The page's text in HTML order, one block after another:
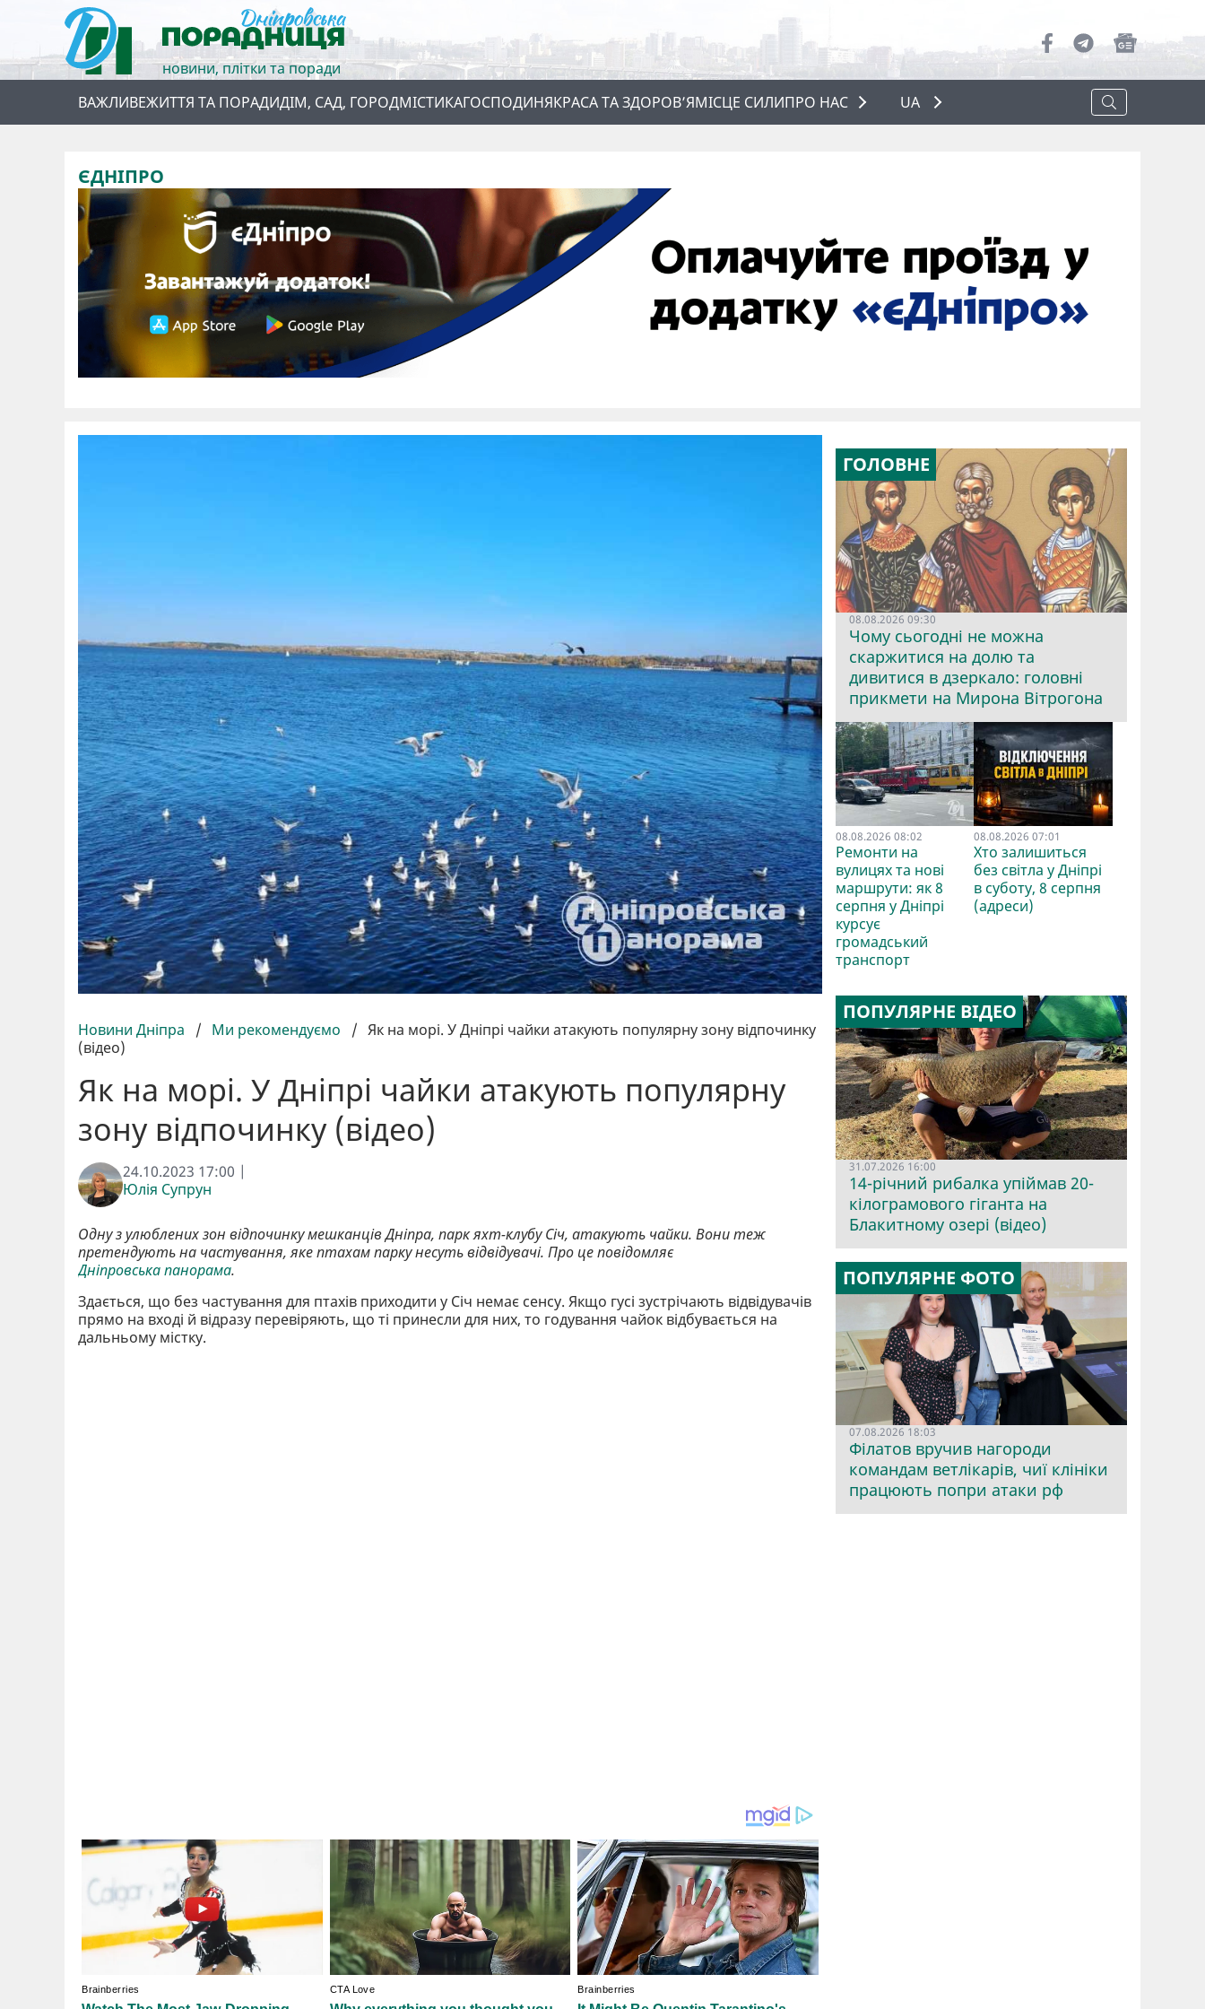
новини, плітки та поради
ВАЖЛИВЕЖИТТЯ ТА ПОРАДИДІМ, САД, ГОРОДМІСТИКАГОСПОДИНЯКРАСА ТА ЗДОРОВ’ЯМІСЦЕ СИЛИПРО НАС
UA
ЄДНІПРО
Новини Дніпра / Ми рекомендуємо / Як на морі. У Дніпрі чайки атакують популярну зону відпочинку
(відео)
Як на морі. У Дніпрі чайки атакують популярну
зону відпочинку (відео)
24.10.2023 17:00 |
Юлія Супрун
Одну з улюблених зон відпочинку мешканців Дніпра, парк яхт-клубу Січ, атакують чайки. Вони теж
претендують на частування, яке птахам парку несуть відвідувачі. Про це повідомляє
Дніпровська панорама.
Здається, що без частування для птахів приходити у Січ немає сенсу. Якщо гусі зустрічають відвідувачів
прямо на вході й відразу перевіряють, що ті принесли для них, то годування чайок відбувається на
дальньому містку.
ГОЛОВНЕ
08.08.2026 09:30
Чому сьогодні не можна
скаржитися на долю та
дивитися в дзеркало: головні
прикмети на Мирона Вітрогона
08.08.2026 08:02
Ремонти на
вулицях та нові
маршрути: як 8
серпня у Дніпрі
курсує
громадський
транспорт
08.08.2026 07:01
Хто залишиться
без світла у Дніпрі
в суботу, 8 серпня
(адреси)
ПОПУЛЯРНЕ ВІДЕО
31.07.2026 16:00
14-річний рибалка упіймав 20-
кілограмового гіганта на
Блакитному озері (відео)
ПОПУЛЯРНЕ ФОТО
07.08.2026 18:03
Філатов вручив нагороди
командам ветлікарів, чиї клініки
працюють попри атаки рф